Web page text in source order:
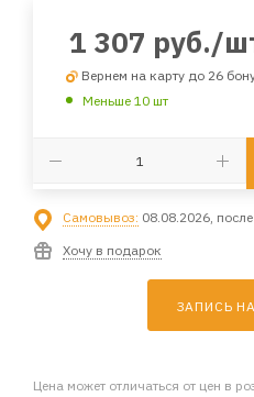
1 307 руб./
Вернем на карту до 26
Меньше 10 шт
Самовывоз: 08.08.2026,
Хочу в подарок
ЗАПИСЬ
Цена может отличаться от цен в